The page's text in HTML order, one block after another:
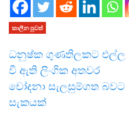
කාලීන පුවත්
ධනුෂ්ක ගුණතිලකට එල්ල
වී ඇති ලිංගික අතවර
චෝදනා සැලසුම්ගත බවට
සැකයක්